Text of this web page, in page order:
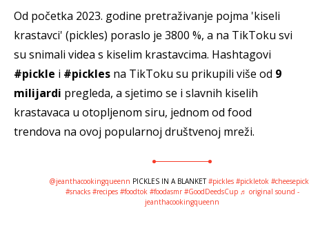
Od početka 2023. godine pretraživanje pojma 'kiseli
krastavci' (pickles) poraslo je 3800 %, a na TikToku svi
su snimali videa s kiselim krastavcima. Hashtagovi
#pickle i #pickles na TikToku su prikupili više od 9
milijardi pregleda, a sjetimo se i slavnih kiselih
krastavaca u otopljenom siru, jednom od food
trendova na ovoj popularnoj društvenoj mreži.
@jeanthacookingqueenn PICKLES IN A BLANKET#pickles #pickletok
#snacks #recipes #foodtok #foodasmr #GoodDeedsCup ♬ original sound -
jeanthacookingqueenn